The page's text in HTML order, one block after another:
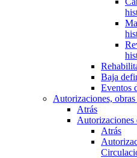
Baja
Eventos
Autorizaciones,
Atrás
Autorizaciones
Atrás